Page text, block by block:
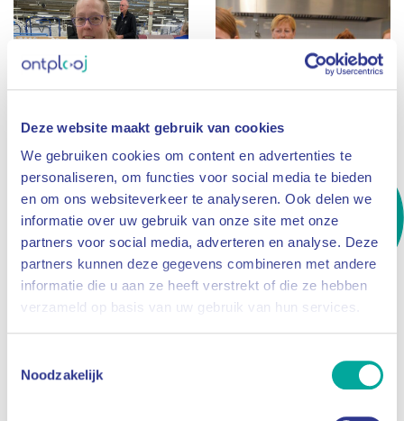
Deze website maakt gebruik van cookies
We gebruiken cookies om content en advertenties te
personaliseren, om functies voor social media te bieden
en om ons websiteverkeer te analyseren. Ook delen we
informatie over uw gebruik van onze site met onze
partners voor social media, adverteren en analyse. Deze
partners kunnen deze gegevens combineren met andere
informatie die u aan ze heeft verstrekt of die ze hebben
verzameld op basis van uw gebruik van hun services.
Noodzakelijk
De route van
Mariëlle
De route van